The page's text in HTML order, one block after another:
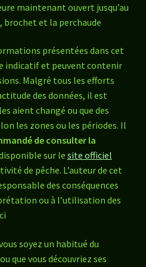
maintenant ouvert jusqu’au
brochet et la perchaude
présentées dans cet
indicatif et peuvent contenir
Malgré tous les efforts
des données, il est
aient changé ou que des
les zones ou les périodes. Il
de consulter la
sur le site officiel
de pêche. L’auteur de cet
des conséquences
ou à l’utilisation des
soyez un habitué du
que vous découvriez ses